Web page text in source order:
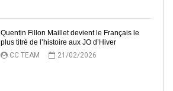
Quentin Fillon Maillet devient le Français le
plus titré de l’histoire aux JO d’Hiver
CC TEAM
21/02/2026